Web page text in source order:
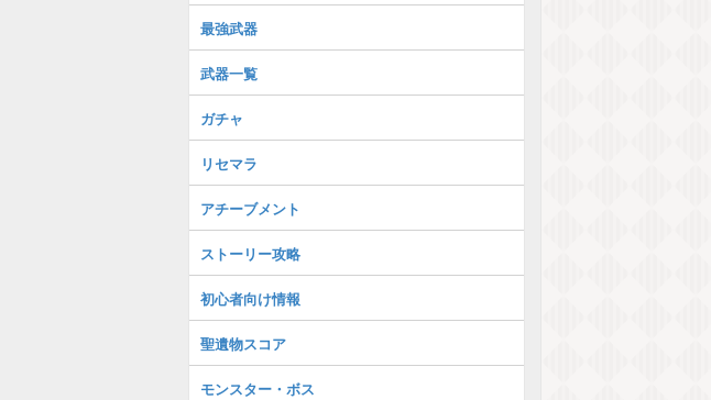
最強武器
武器一覧
ガチャ
リセマラ
アチーブメント
ストーリー攻略
初心者向け情報
聖遺物スコア
モンスター・ボス